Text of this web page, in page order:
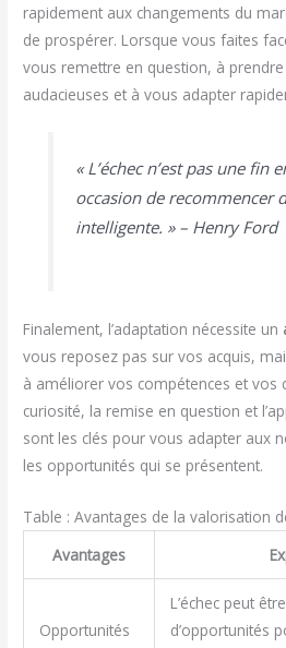
rapidement aux changements du
de prospérer. Lorsque vous faites
vous remettre en question, à
audacieuses et à vous adapter
« L’échec n’est pas une fin
occasion de recommencer
intelligente. » – Henry Ford
Finalement, l’adaptation nécessite un
vous reposez pas sur vos acquis,
à améliorer vos compétences et vos
curiosité, la remise en question et
sont les clés pour vous adapter aux
les opportunités qui se présentent.
Table : Avantages de la valorisation
Avantages
Opportunités
L’échec peut
d’opportunités